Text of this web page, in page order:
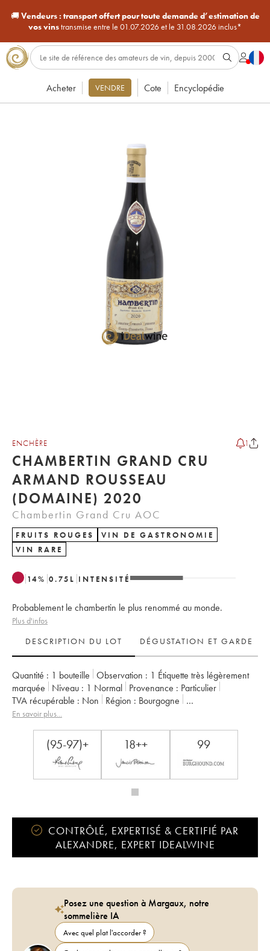
🚚Vendeurs : transport offert pour toute demande d’estimation de
vos vinstransmise entre le 01.07.2026 et le 31.08.2026 inclus*
Acheter VENDRE Cote Encyclopédie
ENCHÈRE 1
CHAMBERTIN GRAND CRU
ARMAND ROUSSEAU
(DOMAINE) 2020
Chambertin Grand Cru AOC
FRUITS ROUGES
VIN DE GASTRONOMIE
VIN RARE
14% 0.75 L INTENSITÉ
Probablement le chambertin le plus renommé au monde.
Plus d'infos
DESCRIPTION DU LOT
DÉGUSTATION ET GARDE
Quantité : 1 bouteille Observation : 1 Étiquette très légèrement
marquée
Niveau : 1 Normal Provenance : particulier
TVA récupérable :
non Région :
Bourgogne
Appellation :
En savoir plus...
(95-97)+ 18++ 99
CONTRÔLÉ, EXPERTISÉ & CERTIFIÉ PAR
ALEXANDRE, EXPERT IDEALWINE
Posez une question à Margaux, notre
sommelière IA
Avec quel plat l'accorder ?